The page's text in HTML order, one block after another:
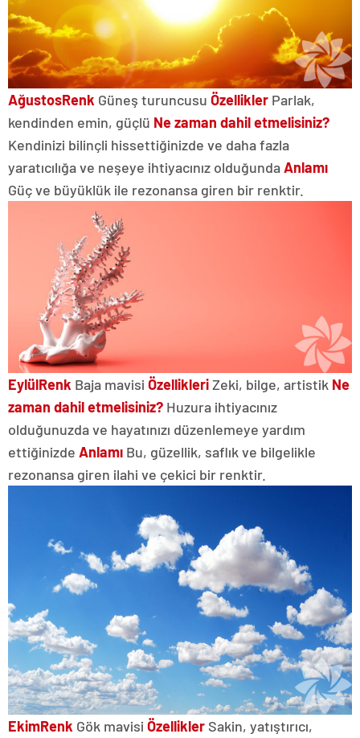
AğustosRenk Güneş turuncusu Özellikler Parlak,
kendinden emin, güçlü Ne zaman dahil etmelisiniz?
Kendinizi bilinçli hissettiğinizde ve daha fazla
yaratıcılığa ve neşeye ihtiyacınız olduğundaAnlamı
Güç ve büyüklük ile rezonansa giren bir renktir.
EylülRenk Baja mavisi ÖzellikleriZeki, bilge, artistik Ne
zaman dahil etmelisiniz? Huzura ihtiyacınız
olduğunuzda ve hayatınızı düzenlemeye yardım
ettiğinizde Anlamı Bu, güzellik, saflık ve bilgelikle
rezonansa giren ilahi ve çekici bir renktir.
EkimRenk Gök mavisi Özellikler Sakin, yatıştırıcı,